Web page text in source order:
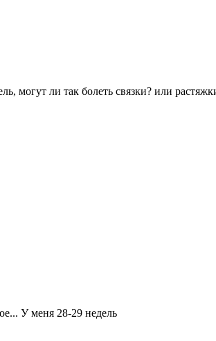
ли так болеть связки? или
У меня 28-29 недель